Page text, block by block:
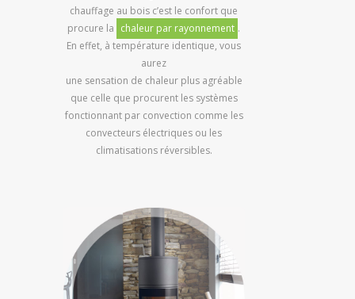
chauffage au bois c’est le confort que
procure la chaleur par rayonnement .
En effet, à température identique, vous
aurez
une sensation de chaleur plus agréable
que celle que procurent les systèmes
fonctionnant par convection comme les
convecteurs électriques ou les
climatisations réversibles.